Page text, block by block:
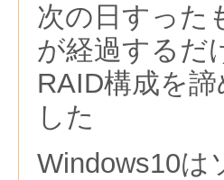
次の日すった
が経過するだ
RAID構成を
した
Windows10は